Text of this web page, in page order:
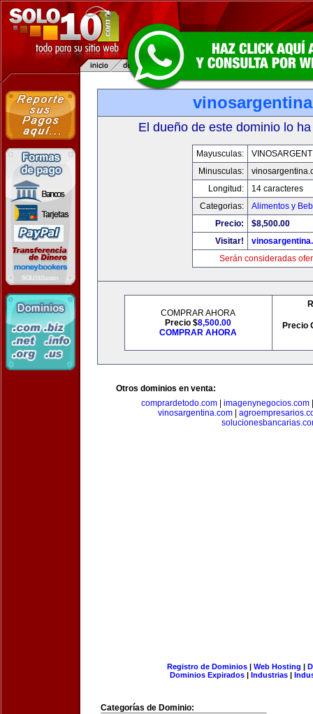
El dueño de este dominio lo
Mayusculas:
Minusculas:
Longitud:
14 caracteres
Categorias:
Alimentos y
Precio:
$8,500.00
Visitar!
Serán consideradas
COMPRAR AHORA
Precio $8,500.00
COMPRAR AHORA
Precio
Otros dominios en venta:
comprardetodo.com
imagenynegocios.com
vinosargentina.com|
Registro de Dominios| Web Hosting |
Dominios Expirados | Industrias |
Categorías de Dominio: